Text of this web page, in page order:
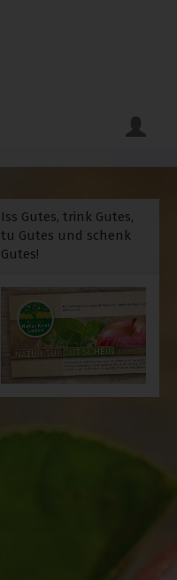
Iss Gutes, trink Gutes,
tu Gutes und schenk
Gutes!